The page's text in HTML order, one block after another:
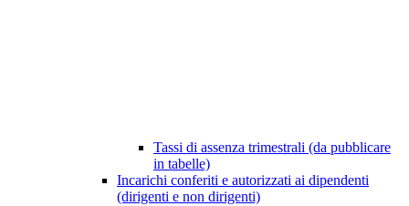
Tassi di assenza trimestrali (da pubblicare
in tabelle)
Incarichi conferiti e autorizzati ai dipendenti
(dirigenti e non dirigenti)